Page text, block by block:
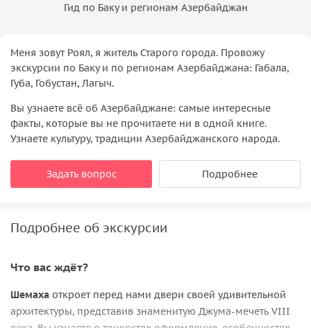
Гид по Баку и регионам Азербайджан
Меня зовут Роял, я житель Старого города. Провожу
экскурсии по Баку и по регионам Азербайджана: Габала,
Губа, Гобустан, Лагыч.
Вы узнаете всё об Азербайджане: самые интересные
факты, которые вы не прочитаете ни в одной книге.
Узнаете культуру, традиции Азербайджанского народа.
Задать вопрос Подробнее
Подробнее об экскурсии
Что вас ждёт?
Шемаха откроет перед нами двери своей удивительной
архитектуры, представив знаменитую Джума-мечеть VIII